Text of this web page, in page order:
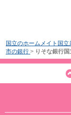
国立のホームメイト国
市の銀行 > りそな銀行